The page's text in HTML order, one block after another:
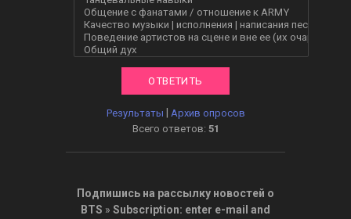
Результаты
Архив опросов
Всего ответов: 51
Подпишись на рассылку новостей о
BTS » Subscription: enter e-mail and